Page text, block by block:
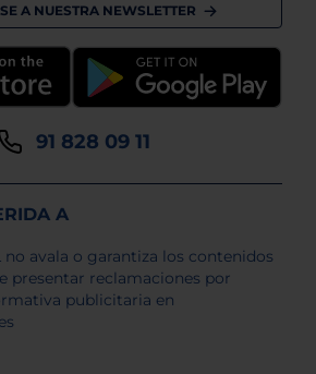
A NUESTRA NEWSLETTER
91 828 09 11
A